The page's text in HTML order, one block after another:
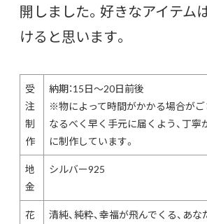
開しました。好きなアイテム
けると思います。
受
注
制
作
納期：15日〜20日前後
※物によって時間がかかる場合がご
なるべく早く手元に届くよう、丁寧
に制作しています。
地
金
シルバー925
花
清純、純粋、幸福が飛んでくる、あ